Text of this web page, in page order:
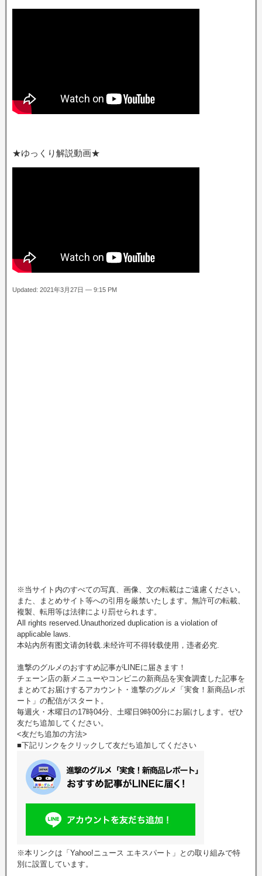
★ゆっくり解説動画★
Updated: 2021年3月27日 — 9:15 PM
※当サイト内のすべての写真、画像、文の転載はご遠慮ください。
また、まとめサイト等への引用を厳禁いたします。無許可の転載、
複製、転用等は法律により罰せられます。
All rights reserved.Unauthorized duplication is a violation of
applicable laws.
本站內所有图文请勿转载.未经许可不得转载使用，违者必究.
進撃のグルメのおすすめ記事がLINEに届きます！
チェーン店の新メニューやコンビニの新商品を実食調査した記事を
まとめてお届けするアカウント・進撃のグルメ「実食！新商品レポ
ート」の配信がスタート。
毎週火・木曜日の17時04分、土曜日9時00分にお届けします。ぜひ
友だち追加してください。
<友だち追加の方法>
■下記リンクをクリックして友だち追加してください
※本リンクは「Yahoo!ニュース エキスパート」との取り組みで特
別に設置しています。